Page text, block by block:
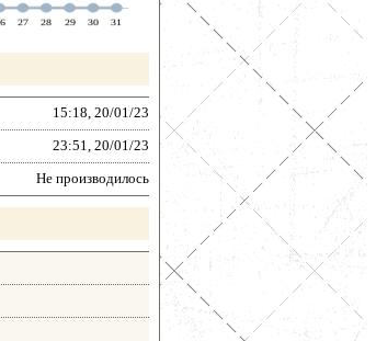
15:18, 20/01/23
23:51, 20/01/23
Не производилось